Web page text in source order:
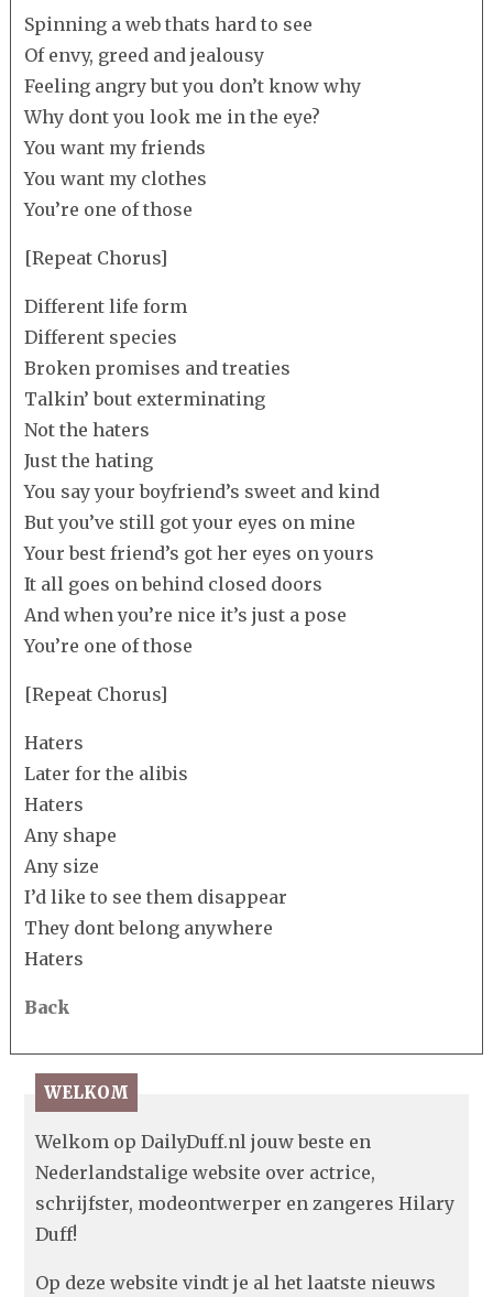
Spinning a web thats hard to see
Of envy, greed and jealousy
Feeling angry but you don’t know why
Why dont you look me in the eye?
You want my friends
You want my clothes
You’re one of those
[Repeat Chorus]
Different life form
Different species
Broken promises and treaties
Talkin’ bout exterminating
Not the haters
Just the hating
You say your boyfriend’s sweet and kind
But you’ve still got your eyes on mine
Your best friend’s got her eyes on yours
It all goes on behind closed doors
And when you’re nice it’s just a pose
You’re one of those
[Repeat Chorus]
Haters
Later for the alibis
Haters
Any shape
Any size
I’d like to see them disappear
They dont belong anywhere
Haters
Back
WELKOM
Welkom op DailyDuff.nl jouw beste en
Nederlandstalige website over actrice,
schrijfster, modeontwerper en zangeres Hilary
Duff!
Op deze website vindt je al het laatste nieuws